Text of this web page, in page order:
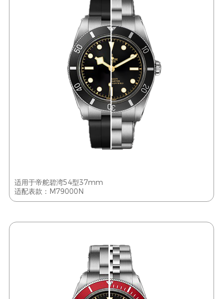
适用于帝舵碧湾54型37mm
适配表款：M79000N